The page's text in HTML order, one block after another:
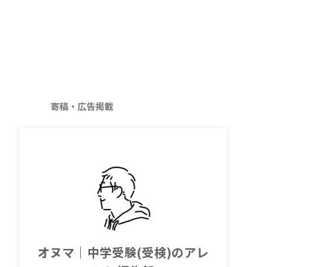
寄稿・広告掲載
オヌマ｜中学受験(受検)のアレ